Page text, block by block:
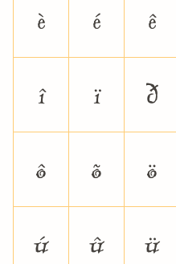
è
é ê
î
ï ð
ô
õ ö
ú
û ü